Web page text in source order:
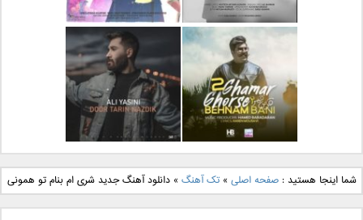
دانلود آهنگ جدید مهدی
یراحی بنام اسرار
دانلود آهنگ جدید فرزاد
فرزین بنام آتیش
دانلود آهنگ جدید بهنام
بانی بنام قرص قمر 2
دانلود آهنگ جدید علی
یاسینی بنام دورترین نزدیک
شما اینجا هستید :صفحه اصلی »تک آهنگ »دانلود آهنگ جدید شری ام بنام تو همونی